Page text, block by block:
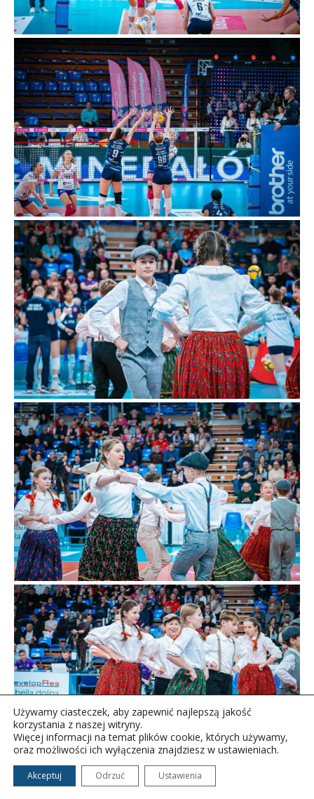
Używamy ciasteczek, aby zapewnić najlepszą jakość
korzystania z naszej witryny.
Więcej informacji na temat plików cookie, których używamy,
oraz możliwości ich wyłączenia znajdziesz w ustawieniach.
Akceptuj Odrzuć Ustawienia